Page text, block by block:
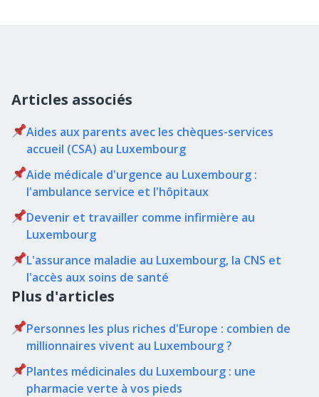
Articles associés
Aides aux parents avec les chèques-services
accueil (CSA) au Luxembourg
Aide médicale d'urgence au Luxembourg :
l'ambulance service et l'hôpitaux
Devenir et travailler comme infirmière au
Luxembourg
L'assurance maladie au Luxembourg, la CNS et
l'accès aux soins de santé
Plus d'articles
Personnes les plus riches d'Europe : combien de
millionnaires vivent au Luxembourg ?
Plantes médicinales du Luxembourg : une
pharmacie verte à vos pieds